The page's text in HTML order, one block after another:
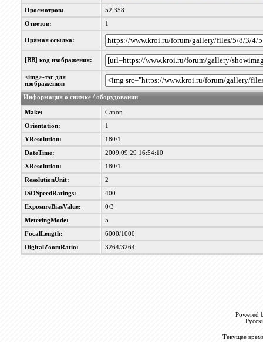
Просмотров: 52,358
Ответов: 1
Прямая ссылка:
[BB] код изображения:
<img>-тэг для
изображения:
Информация о снимке / оборудовании
Make: Canon
Orientation: 1
YResolution: 180/1
DateTime: 2009:09:29 16:54:10
XResolution: 180/1
ResolutionUnit: 2
ISOSpeedRatings: 400
ExposureBiasValue: 0/3
MeteringMode: 5
FocalLength: 6000/1000
DigitalZoomRatio: 3264/3264
Powered
Текущее